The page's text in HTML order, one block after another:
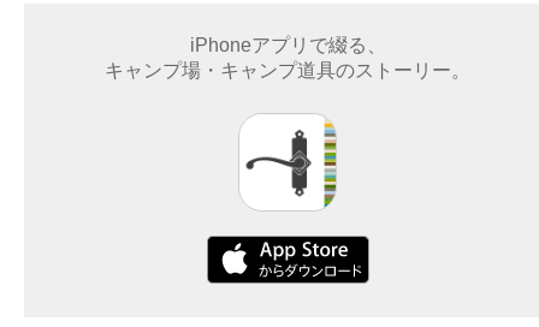
iPhoneアプリで綴る、
キャンプ場・キャンプ道具のストーリー。